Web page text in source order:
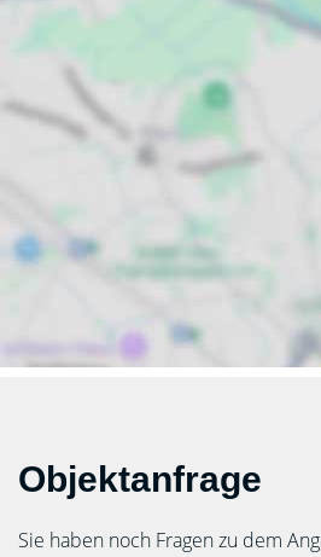
Objektanfrage
Sie haben noch Fragen zu dem